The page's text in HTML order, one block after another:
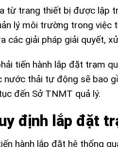
từ trang thiết bị được lập
lý môi trường trong việc
các giải pháp giải quyết,
tiến hành lắp đặt trạm
nước thải tự động sẽ bao
đến Sở TNMT quả lý.
định lắp đặt
hành lắp đặt hệ thống